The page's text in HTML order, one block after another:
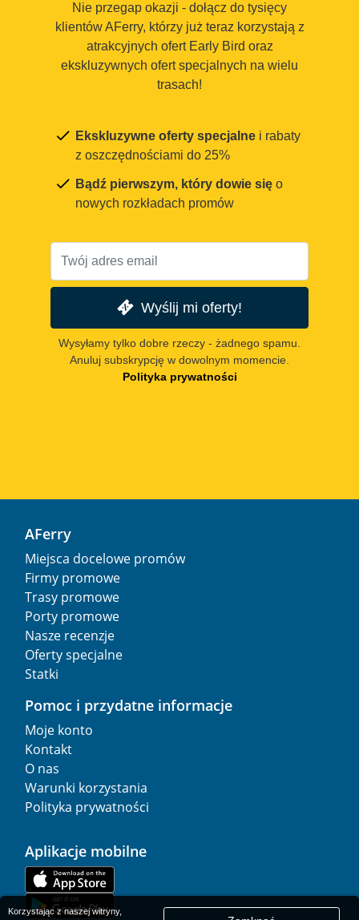
Nie przegap okazji - dołącz do tysięcy
klientów AFerry, którzy już teraz korzystają z
atrakcyjnych ofert Early Bird oraz
ekskluzywnych ofert specjalnych na wielu
trasach!
Ekskluzywne oferty specjalne i rabaty
z oszczędnościami do 25%
Bądź pierwszym, który dowie się o
nowych rozkładach promów
Wyślij mi oferty!
Wysyłamy tylko dobre rzeczy - żadnego spamu.
Anuluj subskrypcję w dowolnym momencie.
Polityka prywatności
AFerry
Miejsca docelowe promów
Firmy promowe
Trasy promowe
Porty promowe
Nasze recenzje
Oferty specjalne
Statki
Pomoc i przydatne informacje
Moje konto
Kontakt
O nas
Warunki korzystania
Polityka prywatności
Aplikacje mobilne
Korzystając z naszej witryny,